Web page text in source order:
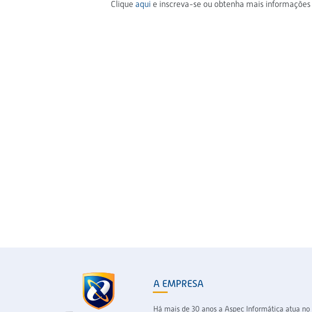
Clique aqui e inscreva-se ou obtenha mais informações
A EMPRESA
Há mais de 30 anos a Aspec Informática atua no